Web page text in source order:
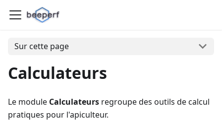
Sur cette page
Calculateurs
Le module Calculateurs regroupe des outils de calcul
pratiques pour l'apiculteur.